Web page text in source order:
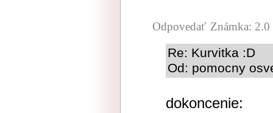
Odpovedať Známka: 2.0
Re: Kurvitka :D
Od: pomocny
dokoncenie: